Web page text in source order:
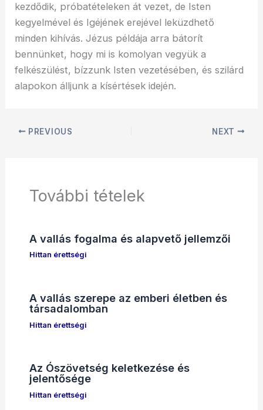
kezdődik, próbatételeken át vezet, de Isten
kegyelmével és Igéjének erejével leküzdhető
minden kihívás. Jézus példája arra bátorít
bennünket, hogy mi is komolyan vegyük a
felkészülést, bízzunk Isten vezetésében, és szilárd
alapokon álljunk a kísértések idején.
PREVIOUS NEXT
További tételek
A vallás fogalma és alapvető jellemzői
Hittan érettségi
A vallás szerepe az emberi életben és
társadalomban
Hittan érettségi
Az Ószövetség keletkezése és
jelentősége
Hittan érettségi